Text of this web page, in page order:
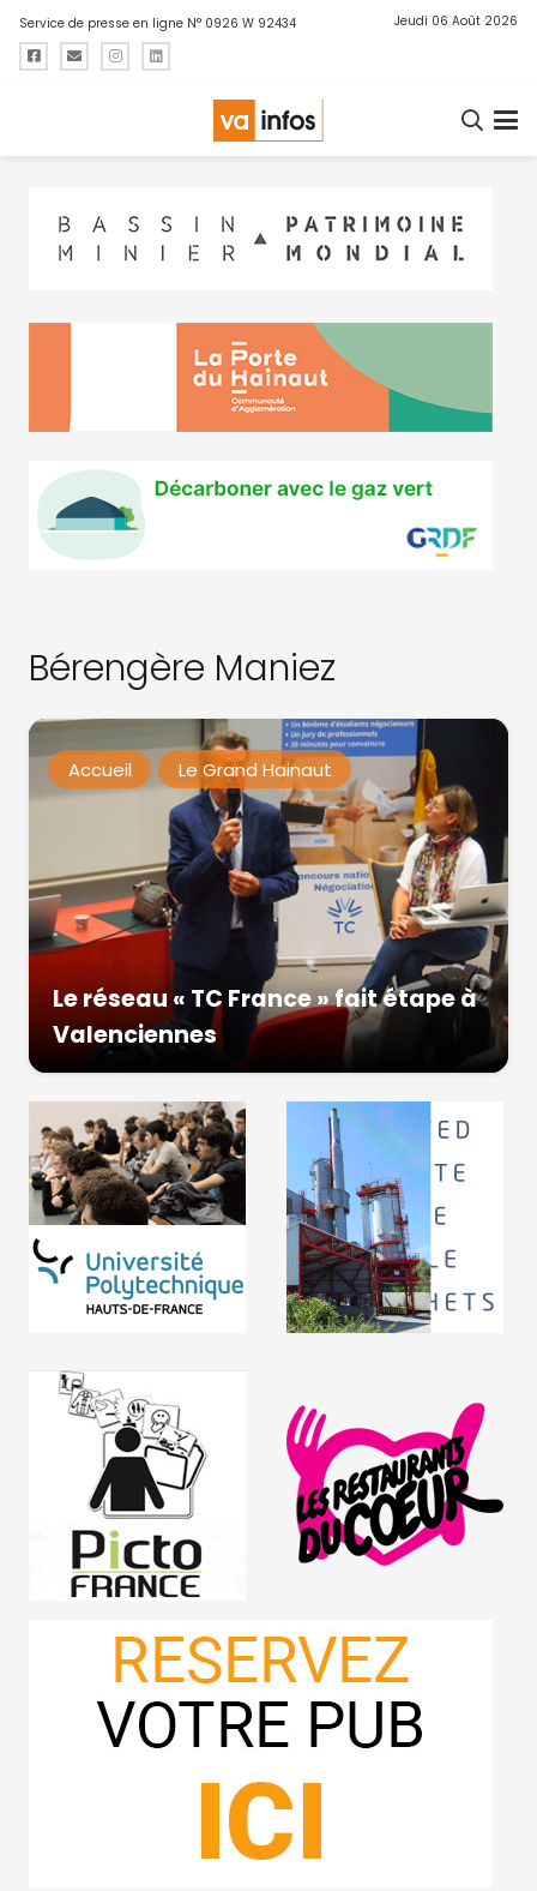
Service de presse en ligne N° 0926 W 92434 Jeudi 06 Août 2026
Bérengère Maniez
Accueil Le Grand Hainaut
Le réseau « TC France » fait étape à
Valenciennes